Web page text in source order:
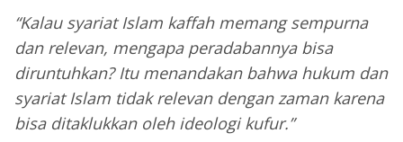
“Kalau syariat Islam kaffah memang sempurna
dan relevan, mengapa peradabannya bisa
diruntuhkan? Itu menandakan bahwa hukum dan
syariat Islam tidak relevan dengan zaman karena
bisa ditaklukkan oleh ideologi kufur.”